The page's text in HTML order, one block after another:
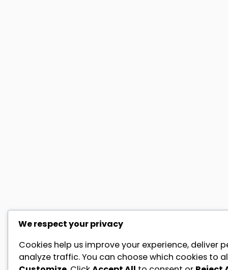
We respect your privacy
Cookies help us improve your experience, deliver
analyze traffic. You can choose which cookies to